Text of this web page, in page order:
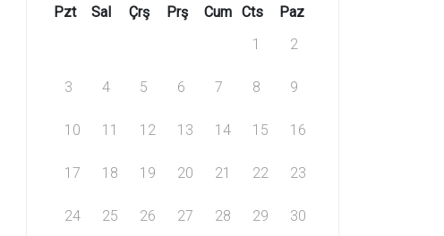
Pzt
Sal Çrş Prş Cum Cts
Paz
1
2
3 4 5 6 7 8 9
10 11 12 13 14 15 16
17 18 19 20 21 22 23
24 25 26 27 28 29 30